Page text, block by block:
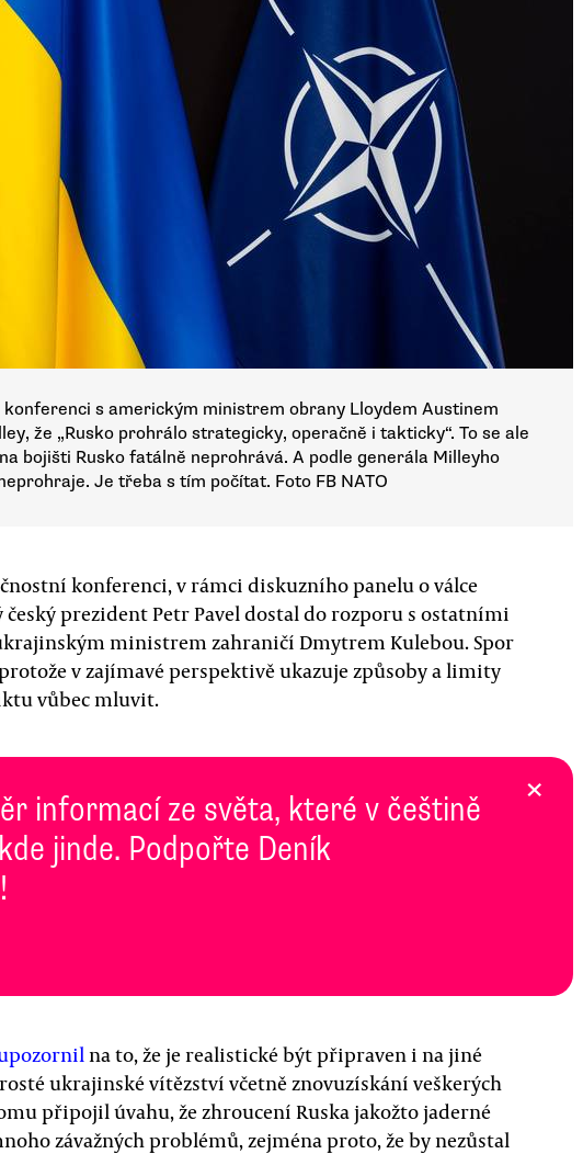
konferenci s americkým ministrem obrany Lloydem Austinem
že „Rusko prohrálo strategicky, operačně i takticky“. To se ale
bojišti Rusko fatálně neprohrává. A podle generála Milleyho
Je třeba s tím počítat. Foto FB NATO
konferenci, v rámci diskuzního panelu o válce
český prezident Petr Pavel dostal do rozporu s ostatními
ministrem zahraničí Dmytrem Kulebou. Spor
v zajímavé perspektivě ukazuje způsoby a limity
vůbec mluvit.
informací ze světa, které v češtině
jinde. Podpořte Deník
×
na to, že je realistické být připraven i na jiné
ukrajinské vítězství včetně znovuzískání veškerých
připojil úvahu, že zhroucení Ruska jakožto jaderné
závažných problémů, zejména proto, že by nezůstal